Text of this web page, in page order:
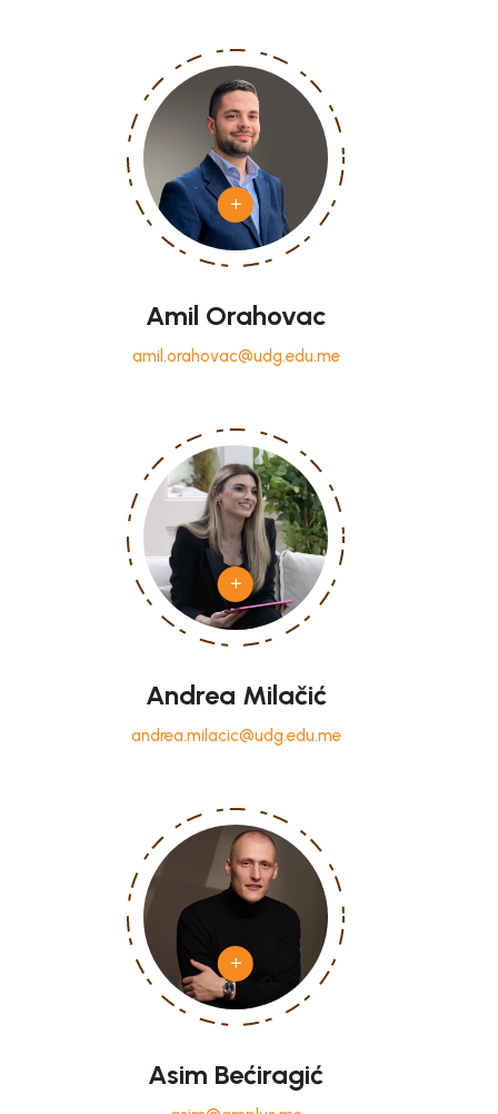
Amil Orahovac
amil.orahovac@udg.edu.me
Andrea Milačić
andrea.milacic@udg.edu.me
Asim Bećiragić